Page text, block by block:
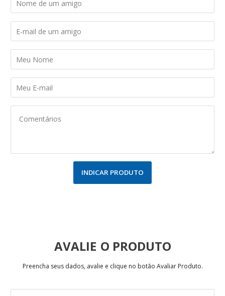
INDICAR PRODUTO
AVALIE
Preencha seus dados, avalie e clique no botão Avaliar Produto.